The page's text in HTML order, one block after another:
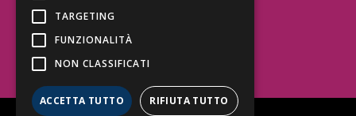
Segui lo Studio EDG sui social.
Invia messaggio
T. 06.3232914
info@edg.legal
TARGETING
FUNZIONALITÀ
NON CLASSIFICATI
ACCETTA TUTTO RIFIUTA TUTTO